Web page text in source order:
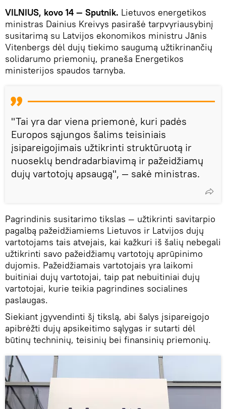
VILNIUS, kovo 14 — Sputnik. Lietuvos energetikos
ministras Dainius Kreivys pasirašė tarpvyriausybinį
susitarimą su Latvijos ekonomikos ministru Jānis
Vitenbergs dėl dujų tiekimo saugumą užtikrinančių
solidarumo priemonių, praneša Energetikos
ministerijos spaudos tarnyba.
"Tai yra dar viena priemonė, kuri padės
Europos sąjungos šalims teisiniais
įsipareigojimais užtikrinti struktūruotą ir
nuoseklų bendradarbiavimą ir pažeidžiamų
dujų vartotojų apsaugą", — sakė ministras.
Pagrindinis susitarimo tikslas — užtikrinti savitarpio
pagalbą pažeidžiamiems Lietuvos ir Latvijos dujų
vartotojams tais atvejais, kai kažkuri iš šalių nebegali
užtikrinti savo pažeidžiamų vartotojų aprūpinimo
dujomis. Pažeidžiamais vartotojais yra laikomi
buitiniai dujų vartotojai, taip pat nebuitiniai dujų
vartotojai, kurie teikia pagrindines socialines
paslaugas.
Siekiant įgyvendinti šį tikslą, abi šalys įsipareigojo
apibrėžti dujų apsikeitimo sąlygas ir sutarti dėl
būtinų techninių, teisinių bei finansinių priemonių.